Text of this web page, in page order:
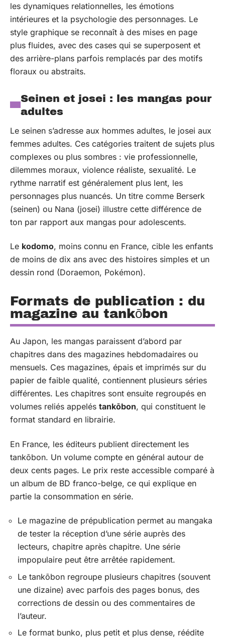
les dynamiques relationnelles, les émotions
intérieures et la psychologie des personnages. Le
style graphique se reconnaît à des mises en page
plus fluides, avec des cases qui se superposent et
des arrière-plans parfois remplacés par des motifs
floraux ou abstraits.
Seinen et josei : les mangas pour
adultes
Le seinen s’adresse aux hommes adultes, le josei aux
femmes adultes. Ces catégories traitent de sujets plus
complexes ou plus sombres : vie professionnelle,
dilemmes moraux, violence réaliste, sexualité. Le
rythme narratif est généralement plus lent, les
personnages plus nuancés. Un titre comme Berserk
(seinen) ou Nana (josei) illustre cette différence de
ton par rapport aux mangas pour adolescents.
Le kodomo, moins connu en France, cible les enfants
de moins de dix ans avec des histoires simples et un
dessin rond (Doraemon, Pokémon).
Formats de publication : du
magazine au tankōbon
Au Japon, les mangas paraissent d’abord par
chapitres dans des magazines hebdomadaires ou
mensuels. Ces magazines, épais et imprimés sur du
papier de faible qualité, contiennent plusieurs séries
différentes. Les chapitres sont ensuite regroupés en
volumes reliés appelés tankōbon, qui constituent le
format standard en librairie.
En France, les éditeurs publient directement les
tankōbon. Un volume compte en général autour de
deux cents pages. Le prix reste accessible comparé à
un album de BD franco-belge, ce qui explique en
partie la consommation en série.
Le magazine de prépublication permet au mangaka
de tester la réception d’une série auprès des
lecteurs, chapitre après chapitre. Une série
impopulaire peut être arrêtée rapidement.
Le tankōbon regroupe plusieurs chapitres (souvent
une dizaine) avec parfois des pages bonus, des
corrections de dessin ou des commentaires de
l’auteur.
Le format bunko, plus petit et plus dense, réédite